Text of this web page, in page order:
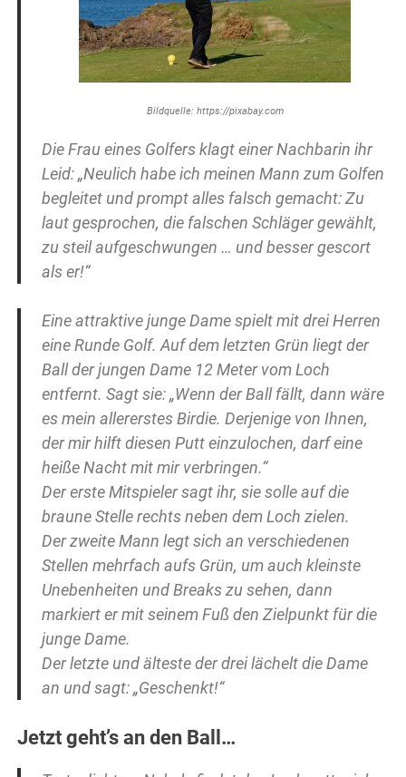
Bildquelle: https://pixabay.com
Die Frau eines Golfers klagt einer Nachbarin ihr
Leid: „Neulich habe ich meinen Mann zum Golfen
begleitet und prompt alles falsch gemacht: Zu
laut gesprochen, die falschen Schläger gewählt,
zu steil aufgeschwungen … und besser gescort
als er!“
Eine attraktive junge Dame spielt mit drei Herren
eine Runde Golf. Auf dem letzten Grün liegt der
Ball der jungen Dame 12 Meter vom Loch
entfernt. Sagt sie: „Wenn der Ball fällt, dann wäre
es mein allererstes Birdie. Derjenige von Ihnen,
der mir hilft diesen Putt einzulochen, darf eine
heiße Nacht mit mir verbringen.“
Der erste Mitspieler sagt ihr, sie solle auf die
braune Stelle rechts neben dem Loch zielen.
Der zweite Mann legt sich an verschiedenen
Stellen mehrfach aufs Grün, um auch kleinste
Unebenheiten und Breaks zu sehen, dann
markiert er mit seinem Fuß den Zielpunkt für die
junge Dame.
Der letzte und älteste der drei lächelt die Dame
an und sagt: „Geschenkt!“
Jetzt geht’s an den Ball…